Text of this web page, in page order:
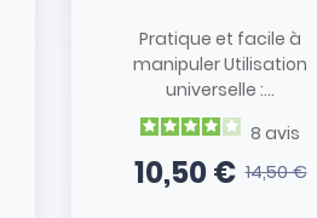
Pratique et facile à
manipuler Utilisation
universelle :...
8 avis
Prix
10,50 €Prix de base
14,50 €